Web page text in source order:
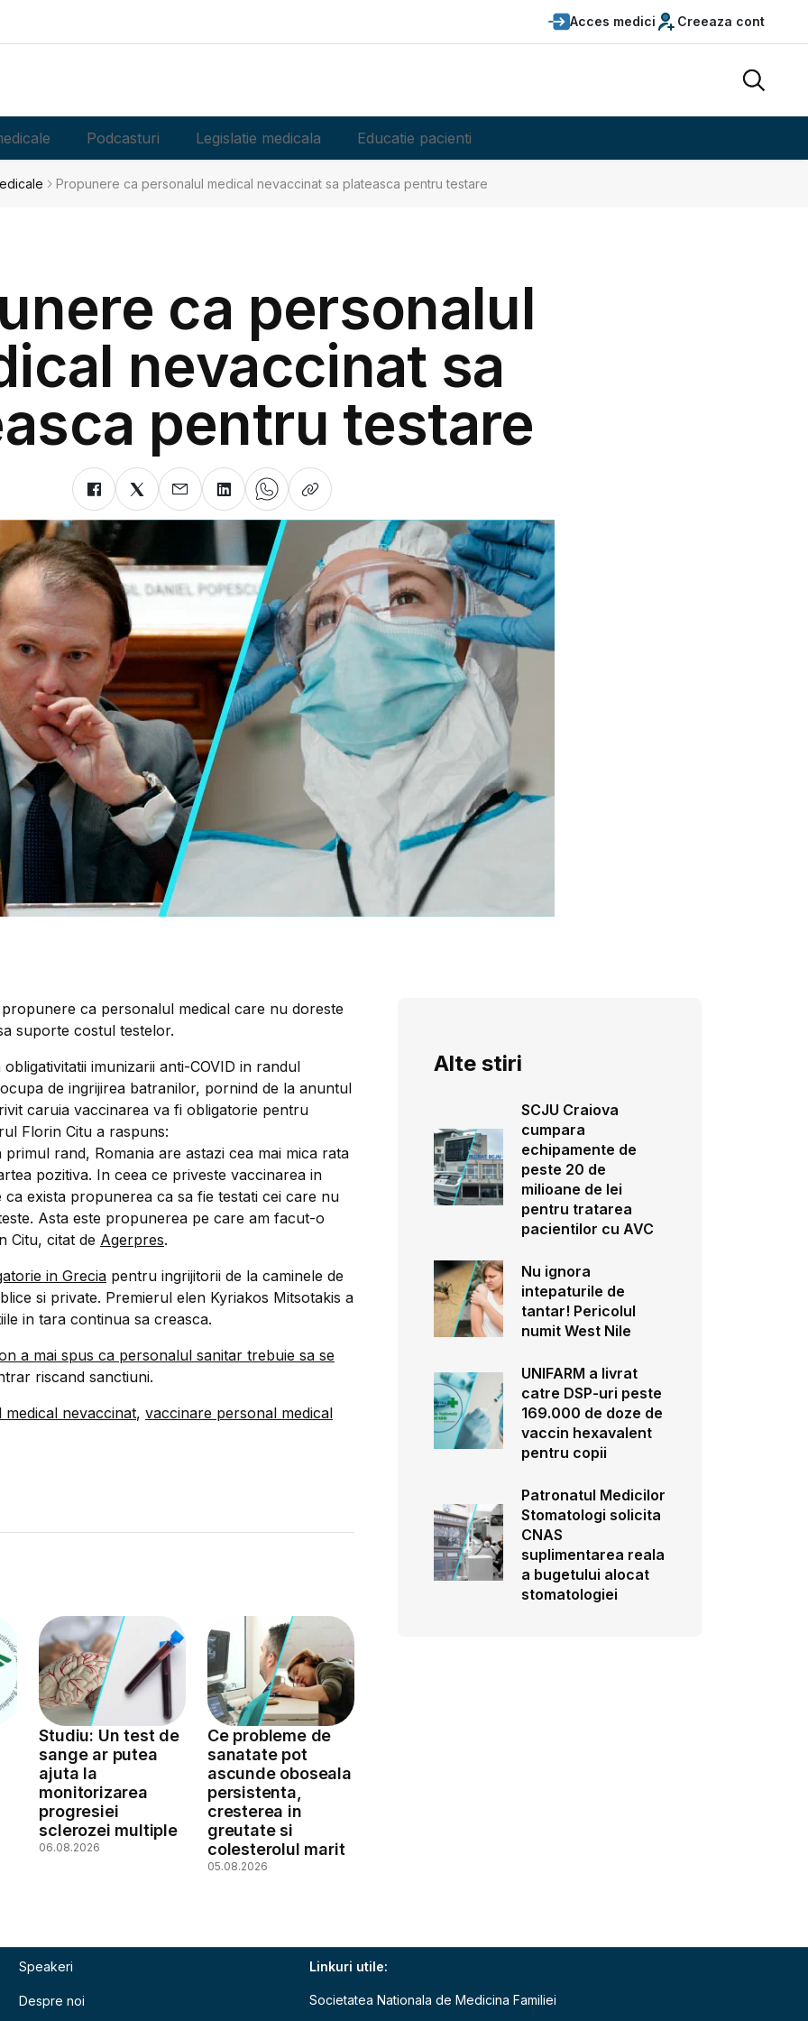
Acces medici Creeaza cont
Podcasturi Legislatie medicala Educatie pacienti
Propunere ca personalul medical nevaccinat sa plateasca pentru testare
ca personalul
nevaccinat sa
pentru testare
ca personalul medical care nu doreste
suporte costul testelor.
imunizarii anti-COVID in randul
de ingrijirea batranilor, pornind de la anuntul
caruia vaccinarea va fi obligatorie pentru
Florin Citu a raspuns:
primul rand, Romania are astazi cea mai mica rata
pozitiva. In ceea ce priveste vaccinarea in
exista propunerea ca sa fie testati cei care nu
Asta este propunerea pe care am facut-o
Citu, citat de Agerpres.
in Grecia pentru ingrijitorii de la caminele de
si private. Premierul elen Kyriakos Mitsotakis a
in tara continua sa creasca.
a mai spus ca personalul sanitar trebuie sa se
riscand sanctiuni.
medical nevaccinat, vaccinare personal medical
Studiu: Un test de
sange ar putea
ajuta la
monitorizarea
progresiei
sclerozei multiple
06.08.2026
Ce probleme de
sanatate pot
ascunde oboseala
persistenta,
cresterea in
greutate si
colesterolul marit
05.08.2026
Alte stiri
SCJU Craiova
cumpara
echipamente de
peste 20 de
milioane de lei
pentru tratarea
pacientilor cu AVC
Nu ignora
intepaturile de
tantar! Pericolul
numit West Nile
UNIFARM a livrat
catre DSP-uri peste
169.000 de doze de
vaccin hexavalent
pentru copii
Patronatul Medicilor
Stomatologi solicita
CNAS
suplimentarea reala
a bugetului alocat
stomatologiei
Speakeri
Despre noi
Linkuri utile:
Societatea Nationala de Medicina Familiei